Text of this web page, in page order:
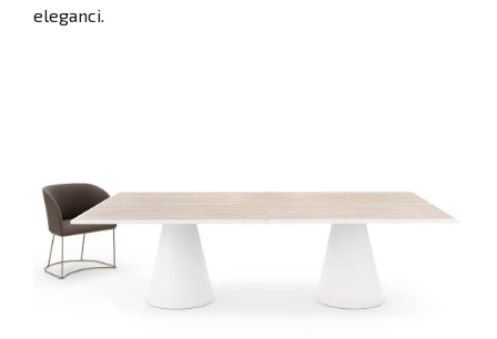
eleganci.